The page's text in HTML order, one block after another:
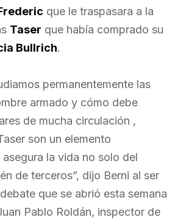
que le traspasara a la
Taser que había comprado su
Bullrich.
permanentemente las
armado y cómo debe
de mucha circulación ,
son un elemento
la vida no solo del
de terceros”, dijo Berni al ser
que se abrió esta semana
Pablo Roldán, inspector de